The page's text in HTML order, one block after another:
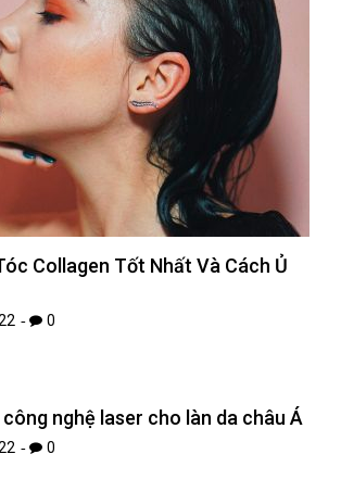
Collagen Tốt Nhất Và Cách Ủ
0
nghệ laser cho làn da châu Á
0